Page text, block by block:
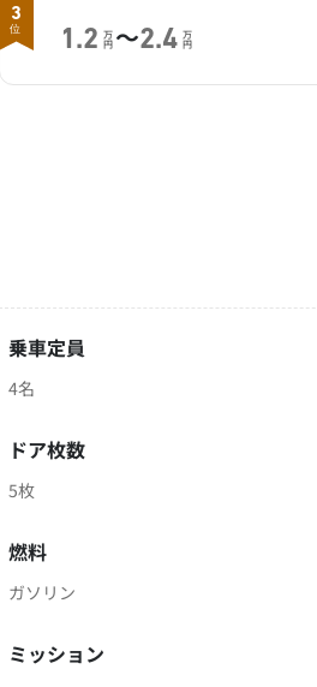
3
位 1.2 万
円 ～2.4 万
円
乗車定員
4名
ドア枚数
5枚
燃料
ガソリン
ミッション